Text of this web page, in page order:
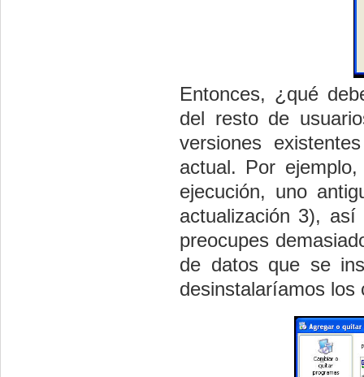
Entonces, ¿qué
del resto de
versiones
actual. Por
ejecución, uno
actualización 3),
preocupes
de datos que se
desinstalaríamos